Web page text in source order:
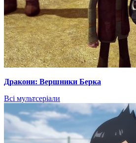
Дракони: Вершники Берка
Всі мультсеріали